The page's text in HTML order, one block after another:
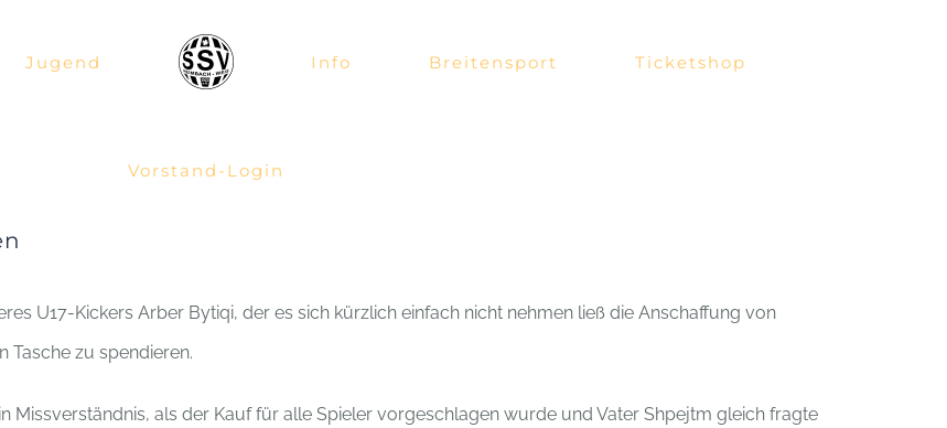
Jugend Info Breitensport Ticketshop
Vorstand-Login
U17-Kickers Arber Bytiqi, der es sich kürzlich einfach nicht nehmen ließ die Anschaffung von
Tasche zu spendieren.
Missverständnis, als der Kauf für alle Spieler vorgeschlagen wurde und Vater Shpejtm gleich fragte